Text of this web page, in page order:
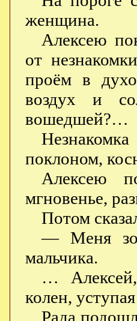
женщина.
Алексею
от
проём в
воздух и
вошедшей?…
поклоном,
Алексею
мгновенье,
Потом
— Меня
мальчика.
…
колен,
Рада